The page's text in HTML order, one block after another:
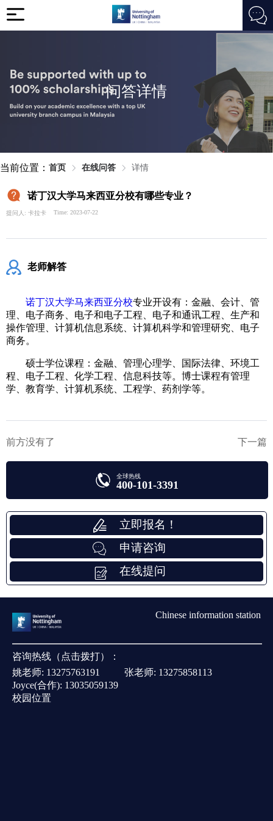
问答详情
当前位置： 首页 在线问答 详情
诺丁汉大学马来西亚分校有哪些专业？
提问人: 卡拉卡 Time: 2023-07-22
老师解答
诺丁汉大学马来西亚分校专业开设有：金融、会计、管
理、电子商务、电子和电子工程、电子和通讯工程、生产和
操作管理、计算机信息系统、计算机科学和管理研究、电子
商务。
硕士学位课程：金融、管理心理学、国际法律、环境工
程、电子工程、化学工程、信息科技等。博士课程有管理
学、教育学、计算机系统、工程学、药剂学等。
前方没有了 下一篇
全球热线
400-101-3391
立即报名！
申请咨询
在线提问
Chinese information station
咨询热线（点击拨打）：
姚老师: 13275763191 张老师: 13275858113
Joyce(合作): 13035059139
校园位置